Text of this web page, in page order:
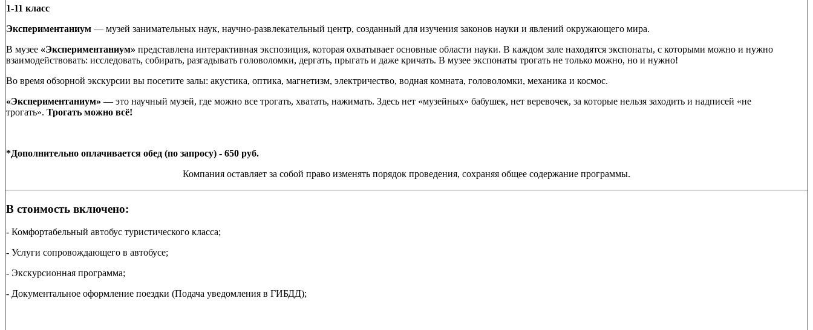
1-11 класс
Экспериментаниум — музей занимательных наук, научно-развлекательный центр, созданный для изучения законов науки и явлений окружающего мира.
В музее «Экспериментаниум» представлена интерактивная экспозиция, которая охватывает основные области науки. В каждом зале находятся экспонаты, с которыми можно и нужно
взаимодействовать: исследовать, собирать, разгадывать головоломки, дергать, прыгать и даже кричать. В музее экспонаты трогать не только можно, но и нужно!
Во время обзорной экскурсии вы посетите залы: акустика, оптика, магнетизм, электричество, водная комната, головоломки, механика и космос.
«Экспериментаниум» — это научный музей, где можно все трогать, хватать, нажимать. Здесь нет «музейных» бабушек, нет веревочек, за которые нельзя заходить и надписей «не
трогать». Трогать можно всё!
*Дополнительно оплачивается обед (по запросу) - 650 руб.
Компания оставляет за собой право изменять порядок проведения, сохраняя общее содержание программы.
В стоимость включено:
- Комфортабельный автобус туристического класса;
- Услуги сопровождающего в автобусе;
- Экскурсионная программа;
- Документальное оформление поездки (Подача уведомления в ГИБДД);